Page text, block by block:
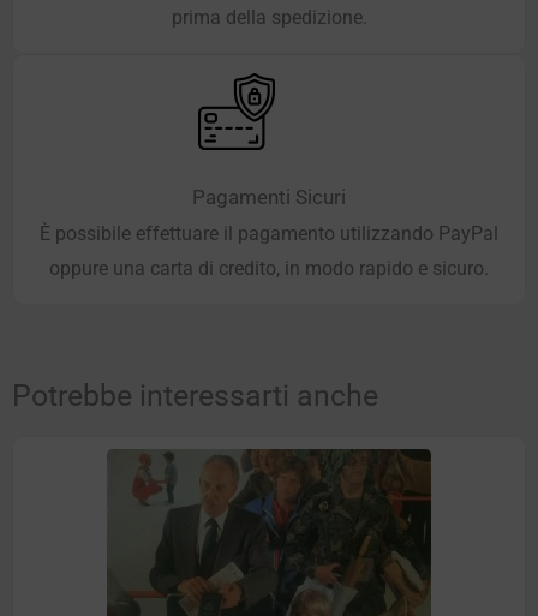
prima della spedizione.
Pagamenti Sicuri
È possibile effettuare il pagamento utilizzando PayPal
oppure una carta di credito, in modo rapido e sicuro.
Potrebbe interessarti anche